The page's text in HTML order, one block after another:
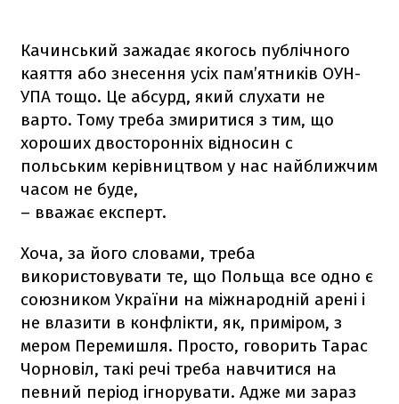
Качинський зажадає якогось публічного
каяття або знесення усіх пам’ятників ОУН-
УПА тощо. Це абсурд, який слухати не
варто. Тому треба змиритися з тим, що
хороших двосторонніх відносин с
польським керівництвом у нас найближчим
часом не буде,
– вважає експерт.
Хоча, за його словами, треба
використовувати те, що Польща все одно є
союзником України на міжнародній арені і
не влазити в конфлікти, як, приміром, з
мером Перемишля. Просто, говорить Тарас
Чорновіл, такі речі треба навчитися на
певний період ігнорувати. Адже ми зараз